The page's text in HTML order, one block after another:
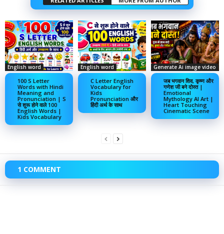
English word
100 S Letter
Words with Hindi
Meaning and
Pronunciation | S
से शुरू होने वाले 100
English Words |
Kids Vocabulary
English word
C Letter English
Vocabulary for
Kids
Pronunciation और
हिंदी अर्थ के साथ
Generate Ai image video
जब भगवान शिव, कृष्ण और
गणेश जी बने दोस्त |
Emotional
Mythology AI Art |
Heart Touching
Cinematic Scene
1 COMMENT